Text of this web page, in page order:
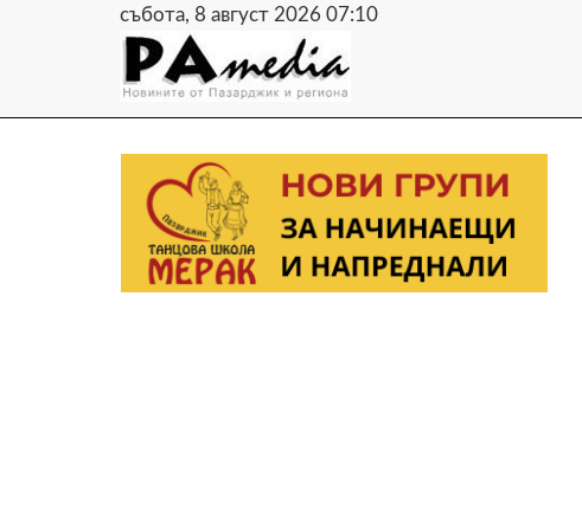
събота, 8 август 2026 07:10